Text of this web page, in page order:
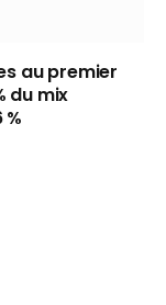
au premier
du mix